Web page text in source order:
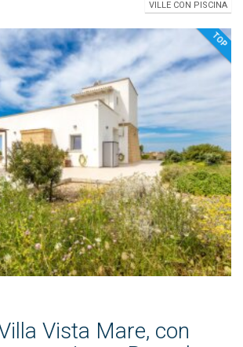
VILLE CON PISCINA
TOP
Vista Mare, con